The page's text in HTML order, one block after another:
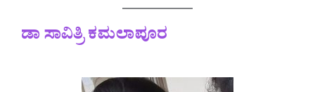
ಡಾ ಸಾವಿತ್ರಿ ಕಮಲಾಪೂರ